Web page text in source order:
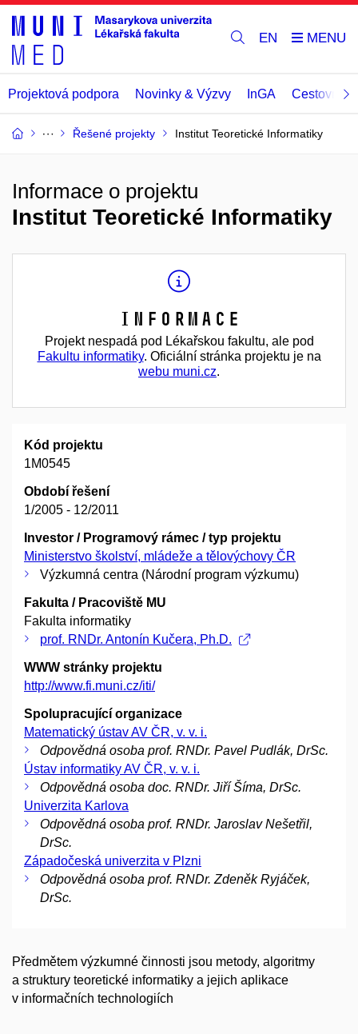
EN
Projektová podpora Novinky & Výzvy InGA Cestovní
Řešené projekty Institut Teoretické Informatiky
Informace o projektu
Institut Teoretické Informatiky
Informace
Projekt nespadá pod Lékařskou fakultu, ale pod
Fakultu informatiky. Oficiální stránka projektu je na
webu muni.cz.
Kód projektu
1M0545
Období řešení
1/2005 - 12/2011
Investor / Programový rámec / typ projektu
Ministerstvo školství, mládeže a tělovýchovy ČR
Výzkumná centra (Národní program výzkumu)
Fakulta / Pracoviště MU
Fakulta informatiky
prof. RNDr. Antonín Kučera, Ph.D.
WWW stránky projektu
http://www.fi.muni.cz/iti/
Spolupracující organizace
Matematický ústav AV ČR, v. v. i.
Odpovědná osoba prof. RNDr. Pavel Pudlák, DrSc.
Ústav informatiky AV ČR, v. v. i.
Odpovědná osoba doc. RNDr. Jiří Šíma, DrSc.
Univerzita Karlova
Odpovědná osoba prof. RNDr. Jaroslav Nešetřil,
DrSc.
Západočeská univerzita v Plzni
Odpovědná osoba prof. RNDr. Zdeněk Ryjáček,
DrSc.
Předmětem výzkumné činnosti jsou metody, algoritmy
a struktury teoretické informatiky a jejich aplikace
v informačních technologiích